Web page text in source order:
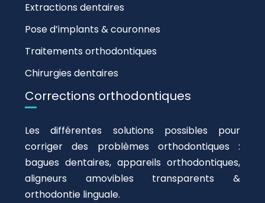
Extractions dentaires
Pose d’implants & couronnes
Traitements orthodontiques
Chirurgies dentaires
Corrections orthodontiques
Les différentes solutions possibles pour
corriger des problèmes orthodontiques :
bagues dentaires, appareils orthodontiques,
aligneurs amovibles transparents &
orthodontie linguale.